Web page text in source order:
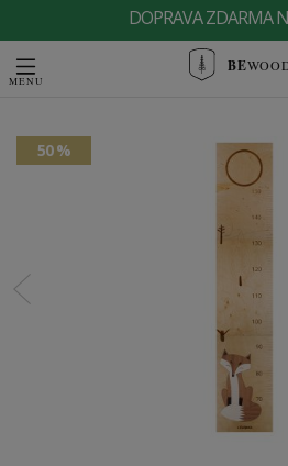
DOPRAVA ZDARMA
BE
50 %